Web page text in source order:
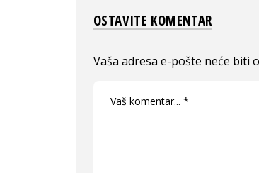
OSTAVITE KOMENTAR
Vaša adresa e-pošte neće biti